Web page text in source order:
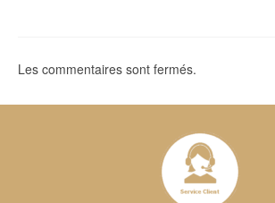
Les commentaires sont fermés.